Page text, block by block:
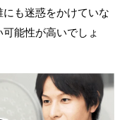
も迷惑をかけていな
能性が高いでしょ